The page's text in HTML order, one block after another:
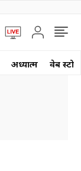
अध्यात्म वेब